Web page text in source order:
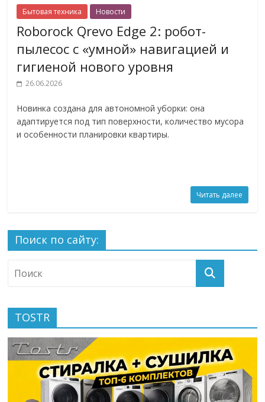
Бытовая техника Новости
Roborock Qrevo Edge 2: робот-
пылесос с «умной» навигацией и
гигиеной нового уровня
26.06.2026
Новинка создана для автономной уборки: она
адаптируется под тип поверхности, количество мусора
и особенности планировки квартиры.
Читать далее
Поиск по сайту:
TOSTR